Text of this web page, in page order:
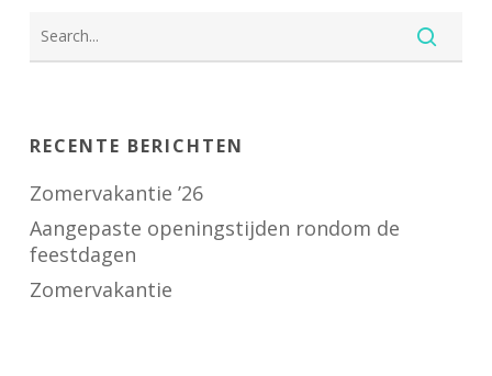
RECENTE BERICHTEN
Zomervakantie ’26
Aangepaste openingstijden rondom de
feestdagen
Zomervakantie